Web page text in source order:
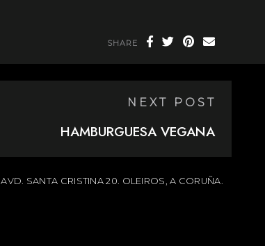
SHARE
NEXT POST
HAMBURGUESA VEGANA
AVD. SANTA CRISTINA 20. OLEIROS, A CORUÑA.